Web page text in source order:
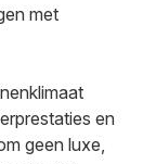
met
en
geen luxe,